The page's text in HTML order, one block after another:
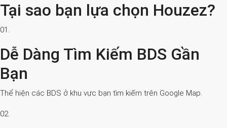
Tại sao bạn lựa chọn Houzez?
01.
Dễ Dàng Tìm Kiếm BDS Gần
Bạn
Thể hiện các BDS ở khu vực bạn tìm kiếm trên Google Map.
02.